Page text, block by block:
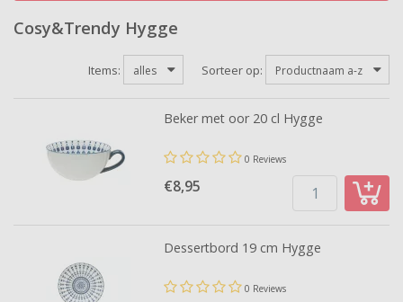
Cosy&Trendy Hygge
Sorteer op: Productnaam a-z
Items: alles
Beker met oor 20 cl Hygge
0 Reviews
€8,95
Dessertbord 19 cm Hygge
0 Reviews